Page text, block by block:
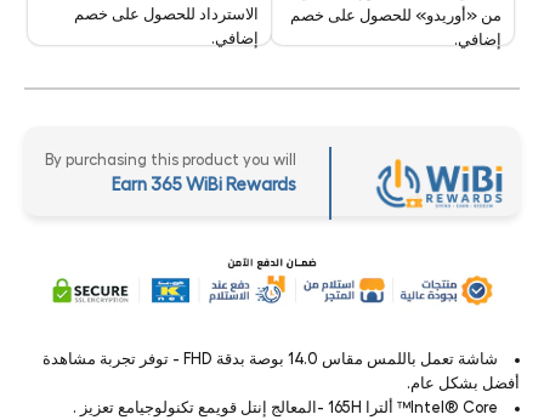
من «أوريدو» للحصول على خصم
إضافي.
الاسترداد للحصول على خصم
إضافي.
By purchasing this product you will
Earn 365 WiBi Rewards
شاشة تعمل باللمس مقاس 14.0 بوصة بدقة FHD - توفر تجربة مشاهدة
أفضل بشكل عام.
Intel® Core™ ألترا 165H -المعالج إنتل قويمع تكنولوجيامع تعزيز .